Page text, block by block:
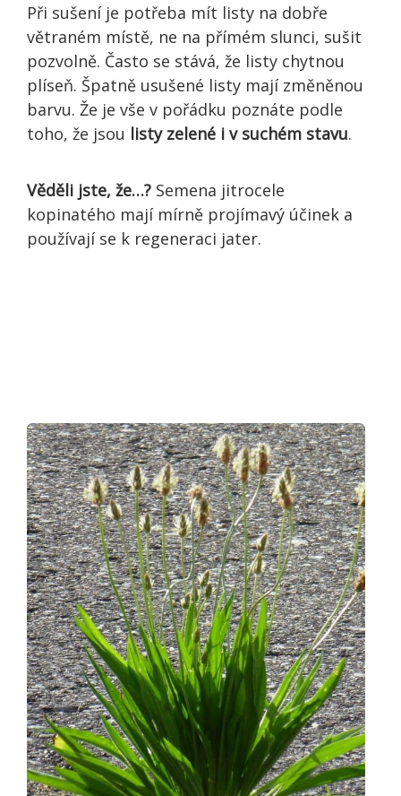
Při sušení je potřeba mít listy na dobře
větraném místě, ne na přímém slunci, sušit
pozvolně. Často se stává, že listy chytnou
plíseň. Špatně usušené listy mají změněnou
barvu. Že je vše v pořádku poznáte podle
toho, že jsou listy zelené i v suchém stavu.
Věděli jste, že…? Semena jitrocele
kopinatého mají mírně projímavý účinek a
používají se k regeneraci jater.